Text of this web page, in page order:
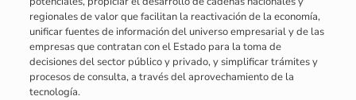
regionales de valor que facilitan la reactivación de la economía,
unificar fuentes de información del universo empresarial y de las
empresas que contratan con el Estado para la toma de
decisiones del sector público y privado, y simplificar trámites y
procesos de consulta, a través del aprovechamiento de la
tecnología.